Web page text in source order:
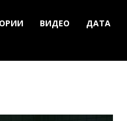
ВИДЕО ДАТА